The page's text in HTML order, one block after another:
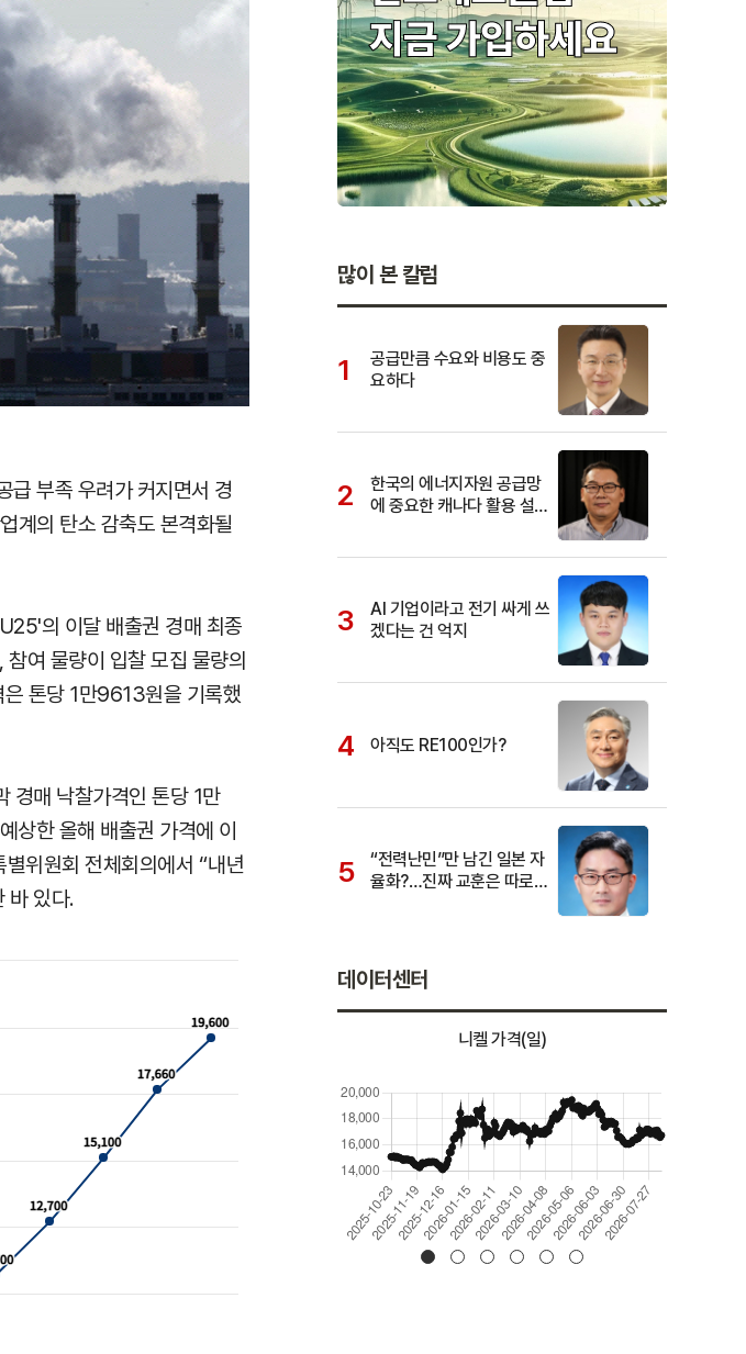
급 부족 우려가 커지면서 경
계의 탄소 감축도 본격화될
의 이달 배출권 경매 최종
여 물량이 입찰 모집 물량의
은 톤당 1만9613원을 기록했
매 낙찰가격인 톤당 1만
상한 올해 배출권 가격에 이
위원회 전체회의에서 “내년
바 있다.
많이 본 칼럼
공급만큼 수요와 비용도 중
요하다
한국의 에너지자원 공급망
에 중요한 캐나다 활용 설명
AI 기업이라고 전기 싸게 쓰
겠다는 건 억지
아직도 RE100인가?
“전력난민”만 남긴 일본 자
율화?…진짜 교훈은 따로
데이터센터
니켈 가격(일)